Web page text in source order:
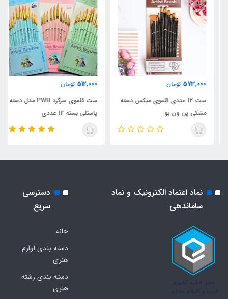
573,000 تومان
ست 12 عددی قلموی میکس دسته
مشکی پن ون بو
512,000 تومان
ست قلموی سرگرد PWB مدل دسته
پاستلی بسته 12 عددی
نماد اعتماد الکترونیک و نماد
ساماندهی
دسترسی
سریع
خانه
دسته بندی لوازم
هنری
دسته بندی رشته
هنری